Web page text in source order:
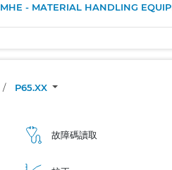
MHE - MATERIAL HANDLING
/ P65.XX
故障碼讀取